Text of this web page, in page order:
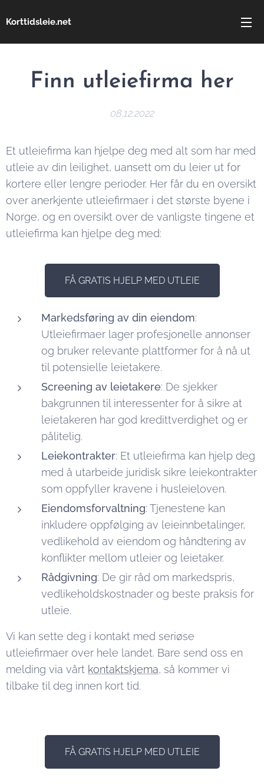
Korttidsleie.net
Finn utleiefirma her
08.12.2022
Et utleiefirma kan hjelpe deg med alt som har med
utleie av din leilighet, uansett om du leier ut for
kortere eller lengre perioder. Her får du en oversikt
over anerkjente utleiefirmaer i det største byene i
Norge, og en oversikt over de vanligste tingene et
utleiefirma kan hjelpe deg med:
FÅ GRATIS HJELP MED UTLEIE
Markedsføring av din eiendom:
Utleiefirmaer lager profesjonelle annonser
og bruker relevante plattformer for å nå ut
til potensielle leietakere.
Screening av leietakere: De sjekker
bakgrunnen til interessenter for å sikre at
leietakeren har god kredittverdighet og er
pålitelig.
Leiekontrakter: Et utleiefirma kan hjelp deg
med å utarbeide juridisk sikre leiekontrakter
som oppfyller kravene i husleieloven.
Eiendomsforvaltning: Tjenestene kan
inkludere oppfølging av leieinnbetalinger,
vedlikehold av eiendom og håndtering av
konflikter mellom utleier og leietaker.
Rådgivning: De gir råd om markedspris,
vedlikeholdskostnader og beste praksis for
utleie.
Vi kan sette deg i kontakt med seriøse
utleiefirmaer over hele landet. Bare send oss en
melding via vårt kontaktskjema, så kommer vi
tilbake til deg innen kort tid.
FÅ GRATIS HJELP MED UTLEIE